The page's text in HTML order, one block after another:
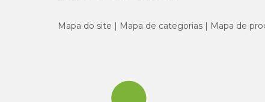
DHA (mín.)
Metionina (mín.)
Mapa do site Mapa de categorias Mapa de